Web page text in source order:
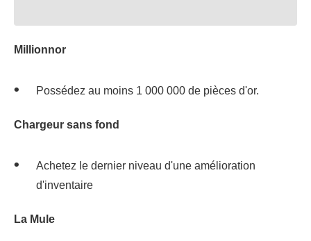
Millionnor
Possédez au moins 1 000 000 de pièces d'or.
Chargeur sans fond
Achetez le dernier niveau d'une amélioration
d'inventaire
La Mule